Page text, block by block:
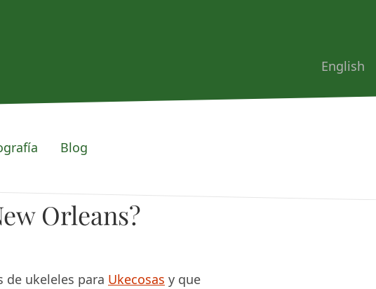
Blog
English
Orleans?
de ukeleles para Ukecosas y que